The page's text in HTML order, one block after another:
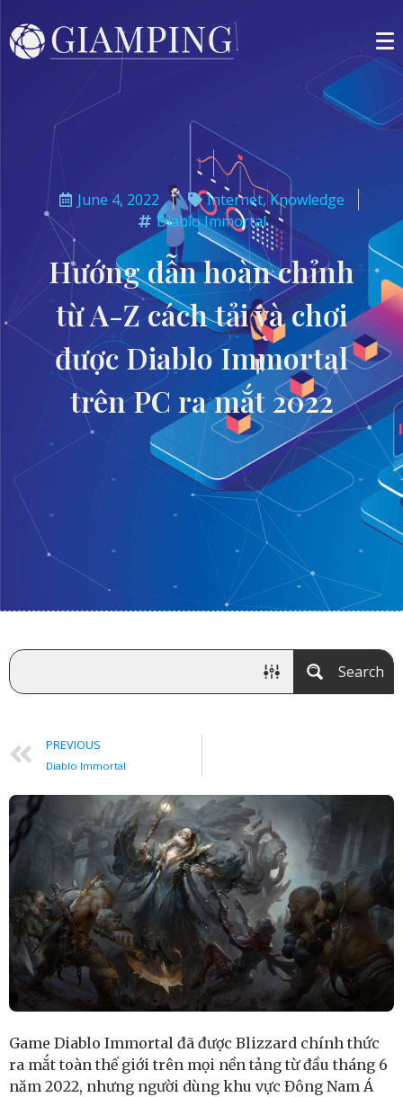
June 4, 2022 Internet,Knowledge
Diablo Immortal
Hướng dẫn hoàn chỉnh
từ A-Z cách tải và chơi
được Diablo Immortal
trên PC ra mắt 2022
Search
PREVIOUS
Diablo Immortal
Game Diablo Immortal đã được Blizzard chính thức
ra mắt toàn thế giới trên mọi nền tảng từ đầu tháng 6
năm 2022, nhưng người dùng khu vực Đông Nam Á